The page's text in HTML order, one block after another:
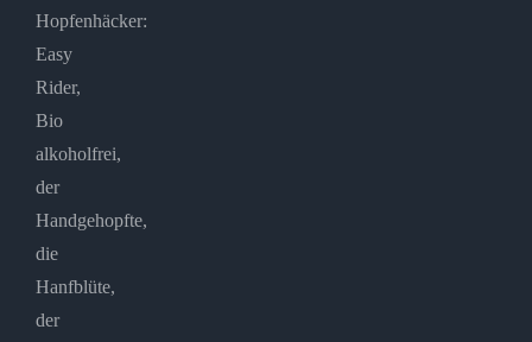
Hopfenhäcker:
Easy
Rider,
Bio
alkoholfrei,
der
Handgehopfte,
die
Hanfblüte,
der